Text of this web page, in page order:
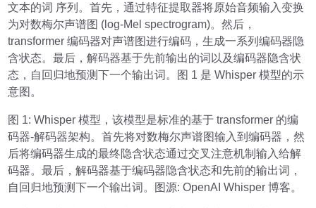
文本的词 序列。首先，通过特征提取器将原始音频输入变换
为对数梅尔声谱图 (log-Mel spectrogram)。然后，
transformer 编码器对声谱图进行编码，生成一系列编码器隐
含状态。最后，解码器基于先前输出的词以及编码器隐含状
态，自回归地预测下一个输出词。图 1 是 Whisper 模型的示
意图。
图 1: Whisper 模型，该模型是标准的基于 transformer 的编
码器-解码器架构。首先将对数梅尔声谱图输入到编码器，然
后将编码器生成的最终隐含状态通过交叉注意机制输入给解
码器。最后，解码器基于编码器隐含状态和先前的输出词，
自回归地预测下一个输出词。图源: OpenAI Whisper 博客。